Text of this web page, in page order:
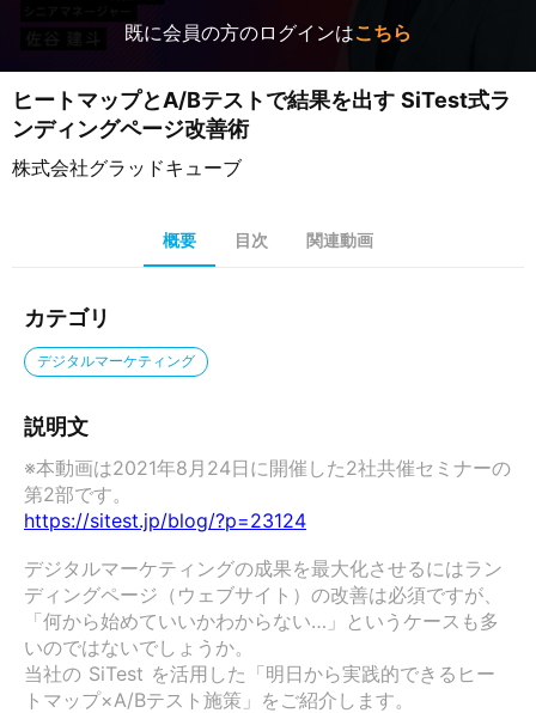
既に会員の方のログインはこちら
ヒートマップとA/Bテストで結果を出す SiTest式ラ
ンディングページ改善術
株式会社グラッドキューブ
概要 目次 関連動画
カテゴリ
デジタルマーケティング
説明文
※本動画は2021年8月24日に開催した2社共催セミナーの
https://sitest.jp/blog/?p=23124
デジタルマーケティングの成果を最大化させるにはラン
ディングページ（ウェブサイト）の改善は必須ですが、
「何から始めていいかわからない…」というケースも多
いのではないでしょうか。
当社の SiTest を活用した「明日から実践的できるヒー
トマップ×A/Bテスト施策」をご紹介します。